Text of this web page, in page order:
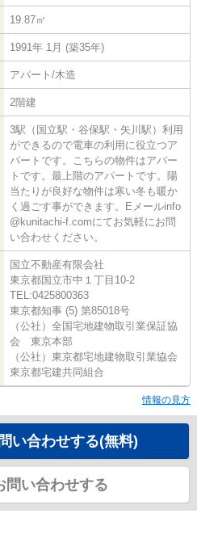
19.87㎡
1991年 1月 (築35年)
アパート/木造
2階建
3駅（国立駅・谷保駅・矢川駅）利用
ができるので電車の利用に役立つア
パートです。こちらの物件はアパー
トです。最上階のアパートです。陽
当たりが良好な物件は寒い冬も暖か
く過ごす事ができます。Eメールinfo
@kunitachi-f.comにてお気軽にお問
い合わせください。
国立不動産有限会社
東京都国立市中１丁目10-2
TEL:0425800363
東京都知事 (5) 第85018号
（公社）全国宅地建物取引業保証協
会 東京本部
（公社）東京都宅地建物取引業協会
東京都宅建共同組合
情報の見方
い合わせする(無料)
問い合わせする